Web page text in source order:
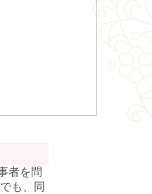
者を問
も、同